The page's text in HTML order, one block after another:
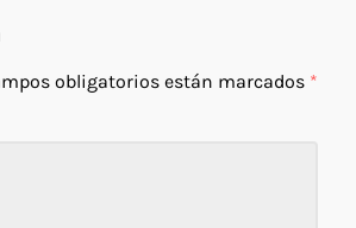
obligatorios están marcados *